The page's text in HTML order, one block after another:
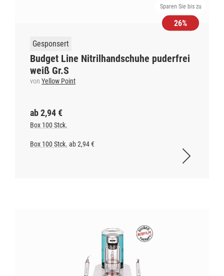
Sparen Sie bis zu
26%
Gesponsert
Budget Line Nitrilhandschuhe puderfrei
weiß Gr.S
von Yellow Point
ab 2,94 €
Box 100 Stck.
Box 100 Stck. ab 2,94 €